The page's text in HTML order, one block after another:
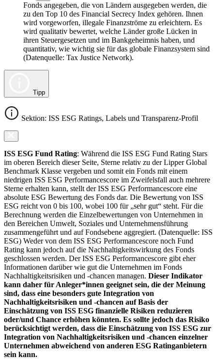
Fonds angegeben, die von Ländern ausgegeben werden, die
zu den Top 10 des Financial Secrecy Index gehören. Ihnen
wird vorgeworfen, illegale Finanzströme zu erleichtern. Es
wird qualitativ bewertet, welche Länder große Lücken in
ihren Steuergesetzen und im Bankgeheimnis haben, und
quantitativ, wie wichtig sie für das globale Finanzsystem sind
(Datenquelle: Tax Justice Network).
Tipp
Sektion: ISS ESG Ratings, Labels und Transparenz-Profil
ISS ESG Fund Rating: Während die ISS ESG Fund Rating Stars
im oberen Bereich dieser Seite, Sterne relativ zu der Lipper Global
Benchmark Klasse vergeben und somit ein Fonds mit einem
niedrigen ISS ESG Performancescore im Zweifelsfall auch mehrere
Sterne erhalten kann, stellt der ISS ESG Performancescore eine
absolute ESG Bewertung des Fonds dar. Die Bewertung von ISS
ESG reicht von 0 bis 100, wobei 100 für „sehr gut“ steht. Für die
Berechnung werden die Einzelbewertungen von Unternehmen in
den Bereichen Umwelt, Soziales und Unternehmensführung
zusammengeführt und auf Fondsebene aggregiert. (Datenquelle: ISS
ESG) Weder von dem ISS ESG Performancescore noch Fund
Rating kann jedoch auf die Nachhaltigkeitswirkung des Fonds
geschlossen werden. Der ISS ESG Performancescore gibt eher
Informationen darüber wie gut die Unternehmen im Fonds
Nachhaltigkeitsrisiken und -chancen managen. Dieser Indikator
kann daher für Anleger*innen geeignet sein, die der Meinung
sind, dass eine besonders gute Integration von
Nachhaltigkeitsrisiken und -chancen auf Basis der
Einschätzung von ISS ESG finanzielle Risiken reduzieren
oder/und Chance erhöhen könnten. Es sollte jedoch das Risiko
berücksichtigt werden, dass die Einschätzung von ISS ESG zur
Integration von Nachhaltigkeitsrisiken und -chancen einzelner
Unternehmen abweichend von anderen ESG Ratinganbietern
sein kann.